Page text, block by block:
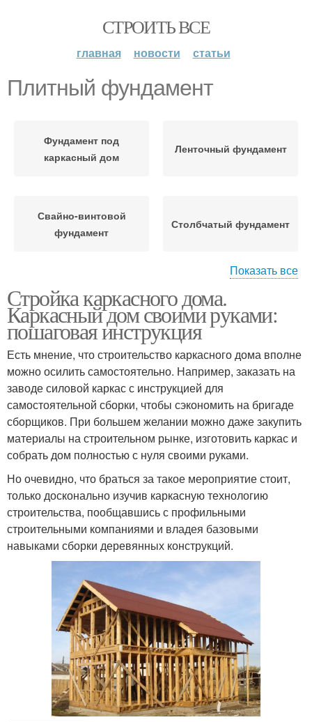
СТРОИТЬ ВСЕ
главная новости статьи
Плитный фундамент
Фундамент под
каркасный дом
Ленточный фундамент
Свайно-винтовой
фундамент
Столбчатый фундамент
Инструкция к
фундаменту
Показать все
Стройка каркасного дома.
Каркасный дом своими руками:
пошаговая инструкция
Есть мнение, что строительство каркасного дома вполне
можно осилить самостоятельно. Например, заказать на
заводе силовой каркас с инструкцией для
самостоятельной сборки, чтобы сэкономить на бригаде
сборщиков. При большем желании можно даже закупить
материалы на строительном рынке, изготовить каркас и
собрать дом полностью с нуля своими руками.
Но очевидно, что браться за такое мероприятие стоит,
только досконально изучив каркасную технологию
строительства, пообщавшись с профильными
строительными компаниями и владея базовыми
навыками сборки деревянных конструкций.